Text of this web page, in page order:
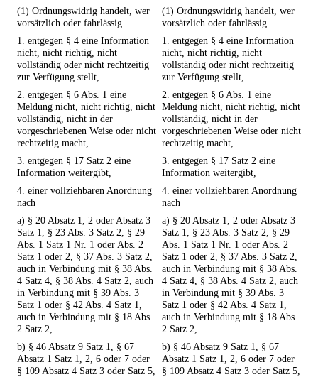
(1) Ordnungswidrig handelt, wer
vorsätzlich oder fahrlässig
(1) Ordnungswidrig handelt, wer
vorsätzlich oder fahrlässig
1. entgegen § 4 eine Information
nicht, nicht richtig, nicht
vollständig oder nicht rechtzeitig
zur Verfügung stellt,
1. entgegen § 4 eine Information
nicht, nicht richtig, nicht
vollständig oder nicht rechtzeitig
zur Verfügung stellt,
2. entgegen § 6 Abs. 1 eine
Meldung nicht, nicht richtig, nicht
vollständig, nicht in der
vorgeschriebenen Weise oder nicht
rechtzeitig macht,
2. entgegen § 6 Abs. 1 eine
Meldung nicht, nicht richtig, nicht
vollständig, nicht in der
vorgeschriebenen Weise oder nicht
rechtzeitig macht,
3. entgegen § 17 Satz 2 eine
Information weitergibt,
3. entgegen § 17 Satz 2 eine
Information weitergibt,
4. einer vollziehbaren Anordnung
nach
4. einer vollziehbaren Anordnung
nach
a) § 20 Absatz 1, 2 oder Absatz 3
Satz 1, § 23 Abs. 3 Satz 2, § 29
Abs. 1 Satz 1 Nr. 1 oder Abs. 2
Satz 1 oder 2, § 37 Abs. 3 Satz 2,
auch in Verbindung mit § 38 Abs.
4 Satz 4, § 38 Abs. 4 Satz 2, auch
in Verbindung mit § 39 Abs. 3
Satz 1 oder § 42 Abs. 4 Satz 1,
auch in Verbindung mit § 18 Abs.
2 Satz 2,
a) § 20 Absatz 1, 2 oder Absatz 3
Satz 1, § 23 Abs. 3 Satz 2, § 29
Abs. 1 Satz 1 Nr. 1 oder Abs. 2
Satz 1 oder 2, § 37 Abs. 3 Satz 2,
auch in Verbindung mit § 38 Abs.
4 Satz 4, § 38 Abs. 4 Satz 2, auch
in Verbindung mit § 39 Abs. 3
Satz 1 oder § 42 Abs. 4 Satz 1,
auch in Verbindung mit § 18 Abs.
2 Satz 2,
b) § 46 Absatz 9 Satz 1, § 67
Absatz 1 Satz 1, 2, 6 oder 7 oder
§ 109 Absatz 4 Satz 3 oder Satz 5,
b) § 46 Absatz 9 Satz 1, § 67
Absatz 1 Satz 1, 2, 6 oder 7 oder
§ 109 Absatz 4 Satz 3 oder Satz 5,